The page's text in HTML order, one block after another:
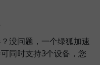
没问题，一个绿狐加速
同时支持3个设备，您